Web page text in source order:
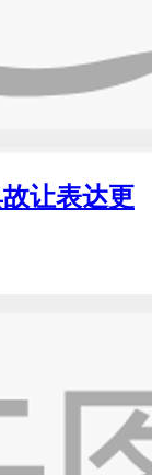
让表达更